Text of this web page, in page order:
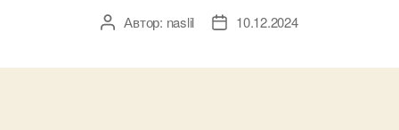
АвторАвтор: naslil
Дата10.12.2024